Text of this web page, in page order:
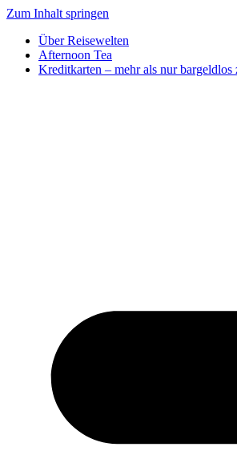
Zum Inhalt springen
Über Reisewelten
Afternoon Tea
Kreditkarten – mehr als nur bargeldlos